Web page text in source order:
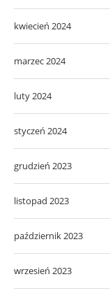
kwiecień 2024
marzec 2024
luty 2024
styczeń 2024
grudzień 2023
listopad 2023
październik 2023
wrzesień 2023